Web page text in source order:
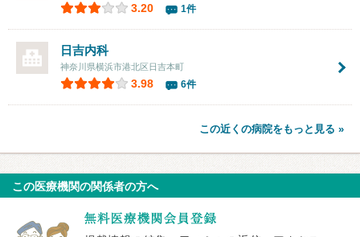
3.20 1件
日吉内科
神奈川県横浜市港北区日吉本町
3.98 6件
この近くの病院をもっと見る »
この医療機関の関係者の方へ